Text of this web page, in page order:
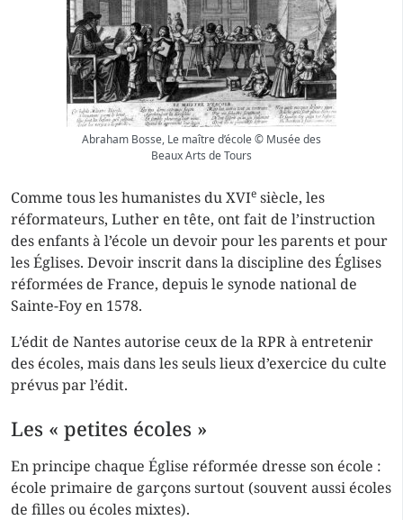
Abraham Bosse, Le maître d’école © Musée des
Beaux Arts de Tours
Comme tous les humanistes du XVIe siècle, les
réformateurs, Luther en tête, ont fait de l’instruction
des enfants à l’école un devoir pour les parents et pour
les Églises. Devoir inscrit dans la discipline des Églises
réformées de France, depuis le synode national de
Sainte-Foy en 1578.
L’édit de Nantes autorise ceux de la RPR à entretenir
des écoles, mais dans les seuls lieux d’exercice du culte
prévus par l’édit.
Les « petites écoles »
En principe chaque Église réformée dresse son école :
école primaire de garçons surtout (souvent aussi écoles
de filles ou écoles mixtes).